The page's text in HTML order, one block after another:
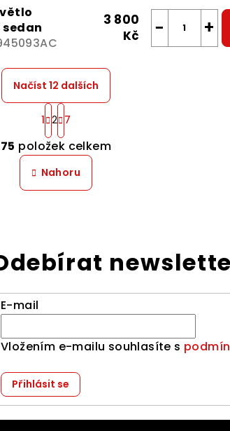
sedan
3 800
Kč
+
−
O
v
l
á
c
í
p
r
v
k
y
v
ý
Načíst 12 dalších
S
t
r
á
n
k
n
í
1 2 7
75 položek celkem
Nahoru
E-mail
Vložením e-mailu souhlasíte s
Přihlásit se